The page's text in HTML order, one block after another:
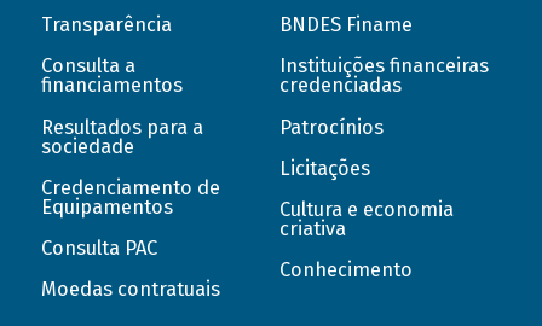
Transparência
Consulta a
financiamentos
Resultados para a
sociedade
Credenciamento de
Equipamentos
Consulta PAC
Moedas contratuais
BNDES Finame
Instituições financeiras
credenciadas
Patrocínios
Licitações
Cultura e economia
criativa
Conhecimento